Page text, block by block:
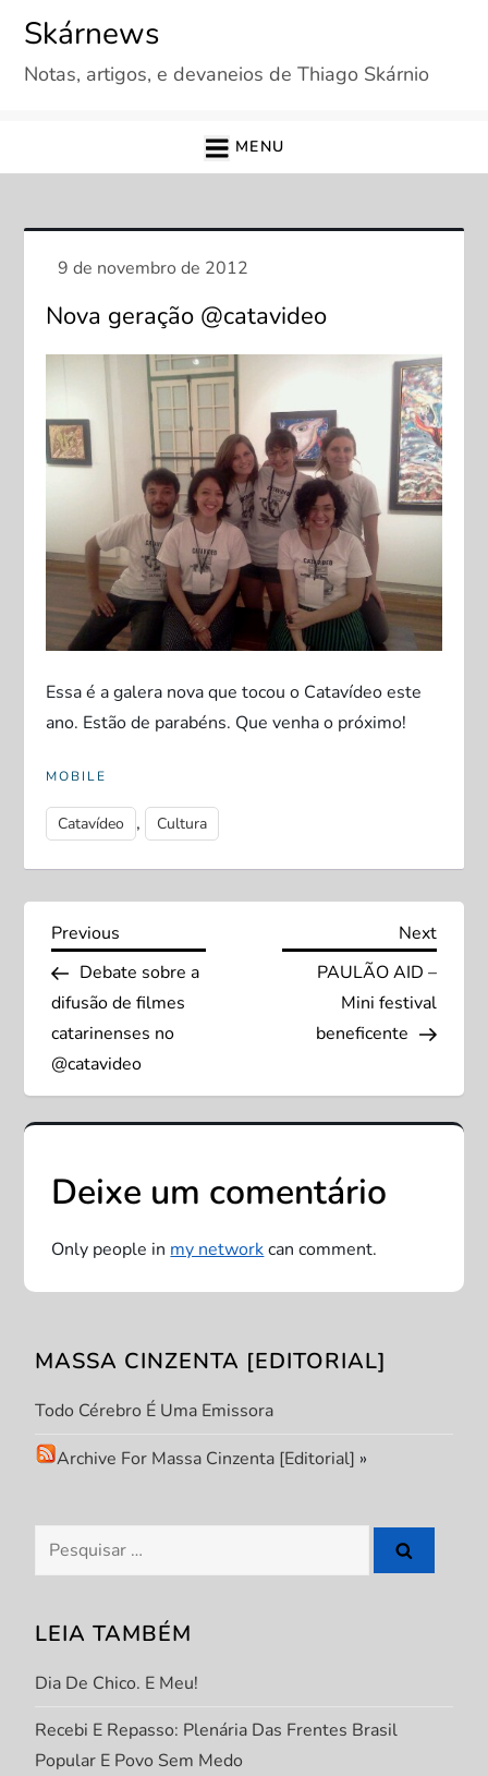
content
Skárnews
Notas, artigos, e devaneios de Thiago Skárnio
MENU
Nova geração @catavideo
Essa é a galera nova que tocou o Catavídeo este
ano. Estão de parabéns. Que venha o próximo!
MOBILE
Catavídeo , Cultura
N
a
v
e
a
ç
ã
o
d
e
o
Previous
Post
Previous
Debate sobre a
difusão de filmes
catarinenses no
@catavideo
Next
Next
PAULÃO AID –
Mini festival
beneficente
Deixe um comentário
Only people in my networkcan comment.
MASSA CINZENTA [EDITORIAL]
Todo Cérebro É Uma Emissora
Archive For Massa Cinzenta [Editorial] »
Pesquisar
por:
LEIA TAMBÉM
Dia De Chico. E Meu!
Recebi E Repasso: Plenária Das Frentes Brasil
Popular E Povo Sem Medo